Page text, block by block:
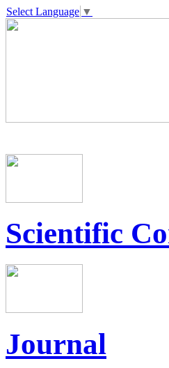
Select Language ▼
Scientific
Journal